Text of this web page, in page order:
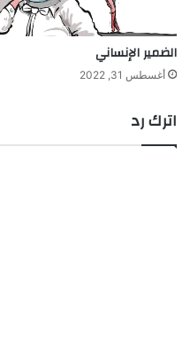
الضمير الإنساني
أغسطس 31, 2022
اترك رد